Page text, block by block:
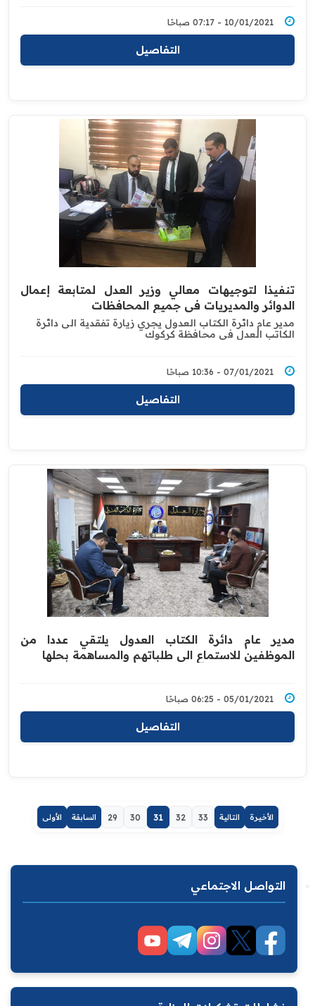
10/01/2021 - 07:17 صباحًا
التفاصيل
تنفيذا لتوجيهات معالي وزير العدل لمتابعة إعمال
الدوائر والمديريات في جميع المحافظات
مدير عام دائرة الكتاب العدول يجري زيارة تفقدية الى دائرة
الكاتب العدل في محافظة كركوك
07/01/2021 - 10:36 صباحًا
التفاصيل
مدير عام دائرة الكتاب العدول يلتقي عددا من
‏الموظفين للاستماع الى طلباتهم والمساهمة بحلها
05/01/2021 - 06:25 صباحًا
التفاصيل
الأولى السابقة 29 30 31 32 33 التالية الأخيرة
التواصل الاجتماعي